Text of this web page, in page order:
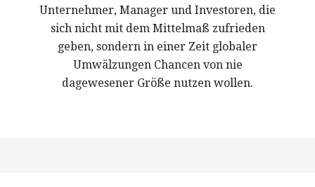
Unternehmer, Manager und Investoren, die
sich nicht mit dem Mittelmaß zufrieden
geben, sondern in einer Zeit globaler
Umwälzungen Chancen von nie
dagewesener Größe nutzen wollen.